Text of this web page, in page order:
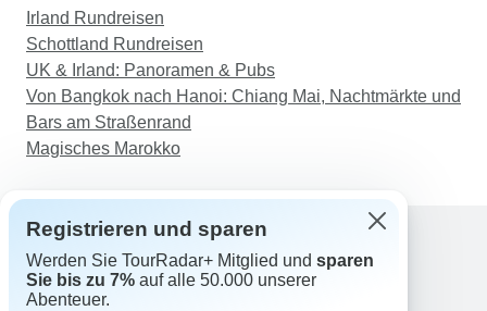
Irland Rundreisen
Schottland Rundreisen
UK & Irland: Panoramen & Pubs
Von Bangkok nach Hanoi: Chiang Mai, Nachtmärkte und
Bars am Straßenrand
Magisches Marokko
Support
Kontakt
Registrieren und sparen
Werden Sie TourRadar+ Mitglied und sparen
Sie bis zu 7% auf alle 50.000 unserer
Abenteuer.